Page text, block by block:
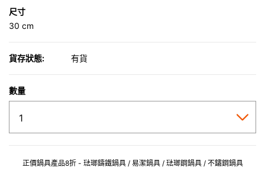
尺寸
30 cm
貨存狀態: 有貨
數量
正價鍋具產品8折 - 琺瑯鑄鐵鍋具 / 易潔鍋具 / 琺瑯鋼鍋具 / 不鏽鋼鍋具